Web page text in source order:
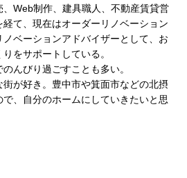
Web制作、建具職人、不動産賃貸営
て、現在はオーダーリノベーション
ベーションアドバイザーとして、お
をサポートしている。
んびり過ごすことも多い。
が好き。豊中市や箕面市などの北摂
、自分のホームにしていきたいと思